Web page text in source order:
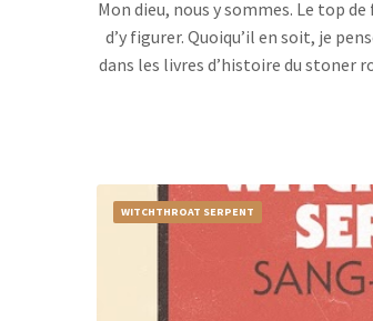
Mon dieu, nous y sommes. Le top
d’y figurer. Quoiqu’il en soit, je
dans les livres d’histoire du stoner
WITCHTHROAT SERPENT